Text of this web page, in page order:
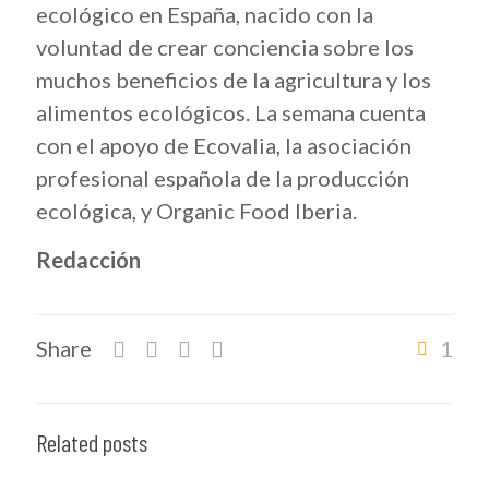
ecológico en España, nacido con la
voluntad de crear conciencia sobre los
muchos beneficios de la agricultura y los
alimentos ecológicos. La semana cuenta
con el apoyo de Ecovalia, la asociación
profesional española de la producción
ecológica, y Organic Food Iberia.
Redacción
Share 1
Related posts